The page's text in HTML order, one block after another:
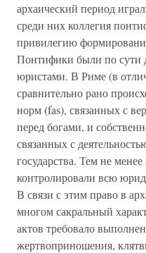
архаический период
среди них коллегия
привилегию
Понтифики были по сути
юристами. В Риме (в
сравнительно рано
норм (fas), связанных с
перед богами, и
связанных с
государства. Тем не
контролировали всю
В связи с этим право в
многом сакральный
актов требовало
жертвоприношения,